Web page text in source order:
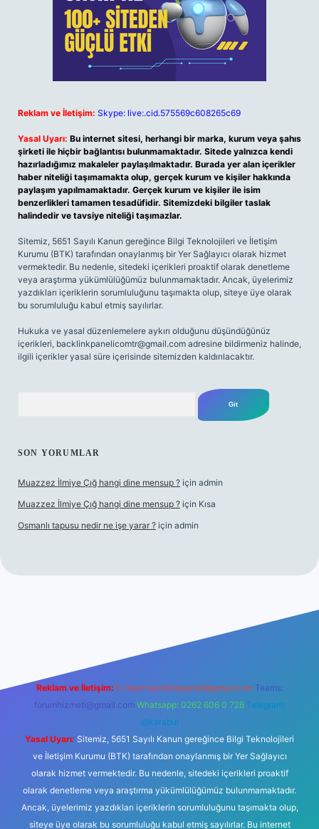
Reklam ve İletişim: Skype: live:.cid.575569c608265c69
Yasal Uyarı: Bu internet sitesi, herhangi bir marka, kurum veya şahıs
şirketi ile hiçbir bağlantısı bulunmamaktadır. Sitede yalnızca kendi
hazırladığımız makaleler paylaşılmaktadır. Burada yer alan içerikler
haber niteliği taşımamakta olup, gerçek kurum ve kişiler hakkında
paylaşım yapılmamaktadır. Gerçek kurum ve kişiler ile isim
benzerlikleri tamamen tesadüfidir. Sitemizdeki bilgiler taslak
halindedir ve tavsiye niteliği taşımazlar.
Sitemiz, 5651 Sayılı Kanun gereğince Bilgi Teknolojileri ve İletişim
Kurumu (BTK) tarafından onaylanmış bir Yer Sağlayıcı olarak hizmet
vermektedir. Bu nedenle, sitedeki içerikleri proaktif olarak denetleme
veya araştırma yükümlülüğümüz bulunmamaktadır. Ancak, üyelerimiz
yazdıkları içeriklerin sorumluluğunu taşımakta olup, siteye üye olarak
bu sorumluluğu kabul etmiş sayılırlar.
Hukuka ve yasal düzenlemelere aykırı olduğunu düşündüğünüz
içerikleri, backlinkpanelicomtr@gmail.com adresine bildirmeniz halinde,
ilgili içerikler yasal süre içerisinde sitemizden kaldırılacaktır.
SON YORUMLAR
Muazzez İlmiye Çığ hangi dine mensup ? için admin
Muazzez İlmiye Çığ hangi dine mensup ? için Kısa
Osmanlı tapusu nedir ne işe yarar ? için admin
m elexbet
Reklam ve İletişim: E-mail: backlinkpaneli@gmail.com Teams:
forumhizmeti@gmail.com Whatsapp: 0262 606 0 726 Telegram:
@karabul
Yasal Uyarı: Sitemiz, 5651 Sayılı Kanun gereğince Bilgi Teknolojileri
ve İletişim Kurumu (BTK) tarafından onaylanmış bir Yer Sağlayıcı
olarak hizmet vermektedir. Bu nedenle, sitedeki içerikleri proaktif
olarak denetleme veya araştırma yükümlülüğümüz bulunmamaktadır.
Ancak, üyelerimiz yazdıkları içeriklerin sorumluluğunu taşımakta olup,
siteye üye olarak bu sorumluluğu kabul etmiş sayılırlar. Bu internet